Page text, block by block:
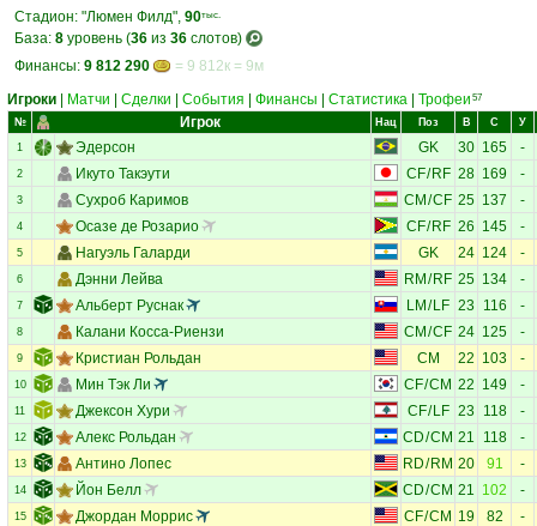
Стадион: "Люмен Филд", 90тыс.
База: 8 уровень (36 из 36 слотов)
Финансы: 9 812 290
= 9 812к = 9м
Игроки
Матчи Сделки События Финансы Статистика Трофеи 57
№ Игрок Нац Поз В С У
1 Эдерсон GK 30 165 -
2 Икуто Такэути CF/RF 28 169 -
3 Сухроб Каримов CM /CF 25 137 -
4 Осазе де Розарио CF/RF 26 145 -
5 Нагуэль Галарди GK 24 124 -
6 Дэнни Лейва RM / RF 25 134 -
7 Альберт Руснак LM / LF 23 116 -
8 Калани Косса-Риензи CM /CF 24 125 -
9 Кристиан Рольдан CM 22 103 -
10 Мин Тэк Ли CF/CM 22 149 -
11 Джексон Хури CF/LF 23 118 -
12 Алекс Рольдан CD/CM 21 118 -
13 Антино Лопес RD/ RM 20 91 -
14 Йон Белл CD/CM 21 102 -
15 Джордан Моррис CF/CM 19 82 -